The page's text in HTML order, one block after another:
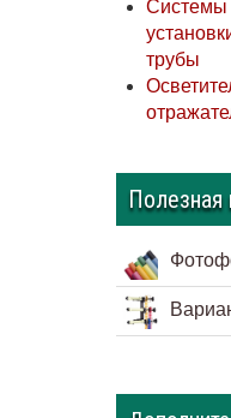
Системы
трубы
Полезная